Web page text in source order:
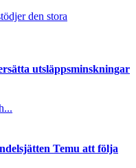
den stora
utsläppsminskningar
Temu att följa